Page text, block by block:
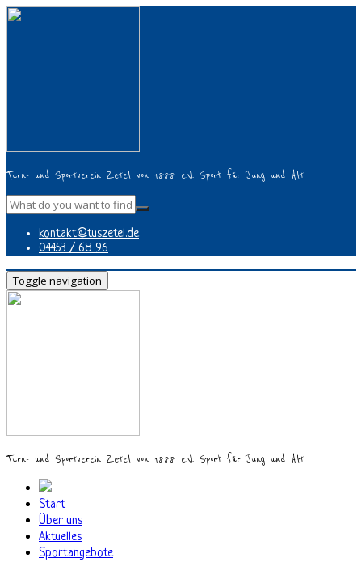
Turn- und Sportverein Zetel von 1888 e.V. Sport für Jung und Alt
kontakt@tuszetel.de
04453 / 68 96
Toggle navigation
Turn- und Sportverein Zetel von 1888 e.V. Sport für Jung und Alt
Start
Über uns
Aktuelles
Sportangebote